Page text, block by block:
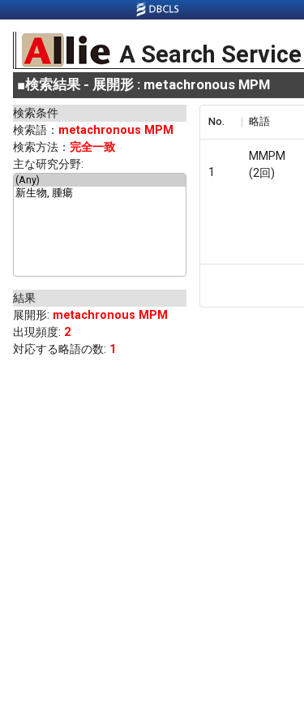
A Search
■検索結果 - 展開形 : metachronous MPM
検索条件
検索語： metachronous MPM
検索方法： 完全一致
主な研究分野:
結果
展開形: metachronous MPM
出現頻度: 2
対応する略語の数: 1
No. 略語
1
MMPM
(2回)